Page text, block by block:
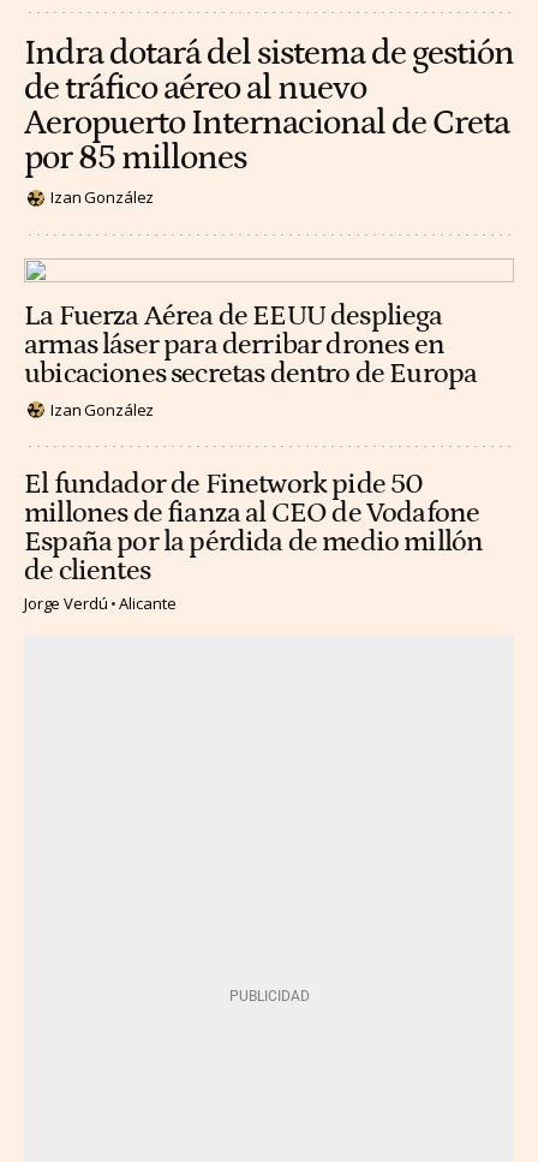
Indra dotará del sistema de gestión
de tráfico aéreo al nuevo
Aeropuerto Internacional de Creta
por 85 millones
Izan González
La Fuerza Aérea de EEUU despliega
armas láser para derribar drones en
ubicaciones secretas dentro de Europa
Izan González
El fundador de Finetwork pide 50
millones de fianza al CEO de Vodafone
España por la pérdida de medio millón
de clientes
Jorge Verdú Alicante